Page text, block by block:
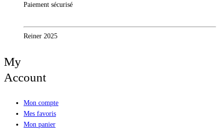
Paiement sécurisé
Reiner 2025
My
Account
Mon compte
Mes favoris
Mon panier